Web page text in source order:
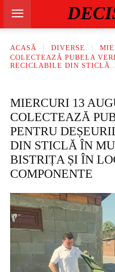
ACASĂ DIVERSE
COLECTEAZĂ PUBELA
RECICLABILE DIN
MIERCURI 13
COLECTEAZĂ
PENTRU
DIN STICLĂ ÎN
BISTRIȚA ȘI ÎN
COMPONENTE